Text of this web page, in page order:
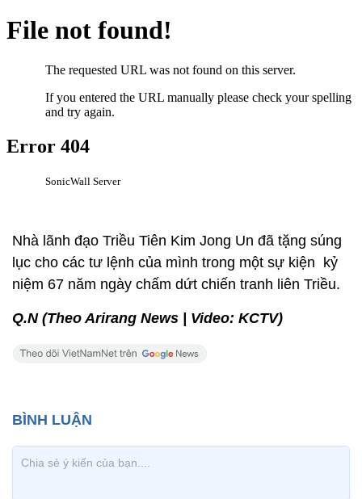
Nhà lãnh đạo Triều Tiên Kim Jong Un đã tặng súng
lục cho các tư lệnh của mình trong một sự kiện kỷ
niệm 67 năm ngày chấm dứt chiến tranh liên Triều.
Q.N (Theo Arirang News | Video: KCTV)